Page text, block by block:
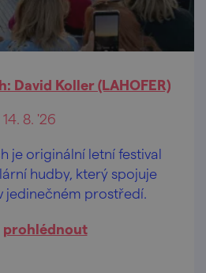
David Koller (LAHOFER)
14. 8. '26
je originální letní festival
hudby, který spojuje
jedinečném prostředí.
prohlédnout